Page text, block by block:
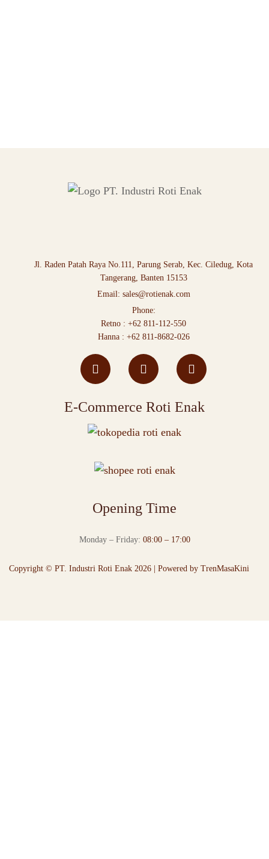
Jl. Raden Patah Raya No.111, Parung Serab, Kec. Ciledug, Kota
Tangerang, Banten 15153
Email: sales@rotienak.com
Phone:
Retno : +62 811-112-550
Hanna : +62 811-8682-026
E-Commerce Roti Enak
Opening Time
Monday – Friday: 08:00 – 17:00
Copyright © PT. Industri Roti Enak 2026 | Powered by TrenMasaKini